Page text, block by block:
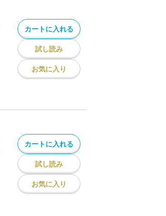
カートに入れる
試し読み
お気に入り
カートに入れる
試し読み
お気に入り